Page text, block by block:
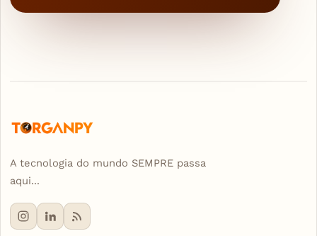
A tecnologia do mundo SEMPRE passa
aqui...